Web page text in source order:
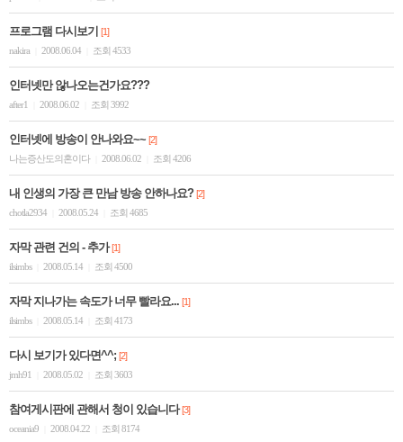
프로그램 다시보기 [1]
nakira
2008.06.04 조회 4533
인터넷만 않나오는건가요???
after1 2008.06.02 조회 3992
인터넷에 방송이 안나와요~~ [2]
나는증산도의혼이다
2008.06.02 조회 4206
내 인생의 가장 큰 만남 방송 안하나요? [2]
chotla2934
2008.05.24 조회 4685
자막 관련 건의 - 추가 [1]
ilsimbs
2008.05.14 조회 4500
자막 지나가는 속도가 너무 빨라요... [1]
ilsimbs
2008.05.14 조회 4173
다시 보기가 있다면^^; [2]
jmh91
2008.05.02 조회 3603
참여게시판에 관해서 청이 있습니다 [3]
oceania9
2008.04.22 조회 8174